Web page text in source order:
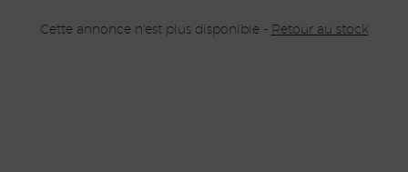
Cette annonce n'est plus disponible - Retour au stock